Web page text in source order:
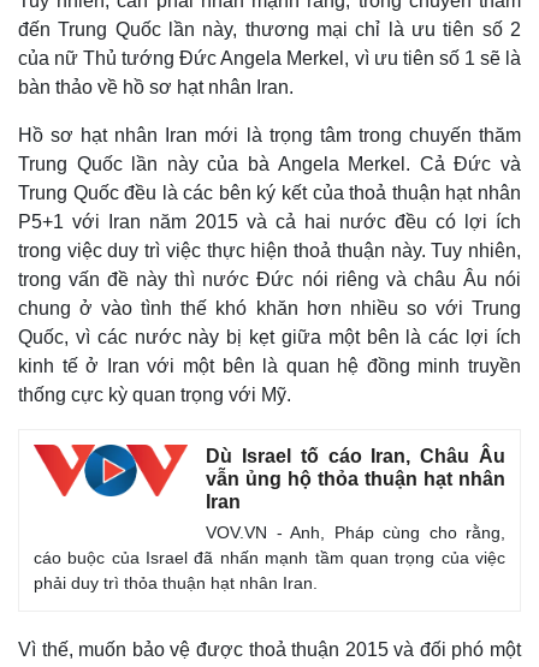
đến Trung Quốc lần này, thương mại chỉ là ưu tiên số 2
của nữ Thủ tướng Đức Angela Merkel, vì ưu tiên số 1 sẽ là
bàn thảo về hồ sơ hạt nhân Iran.
Hồ sơ hạt nhân Iran mới là trọng tâm trong chuyến thăm
Trung Quốc lần này của bà Angela Merkel. Cả Đức và
Trung Quốc đều là các bên ký kết của thoả thuận hạt nhân
P5+1 với Iran năm 2015 và cả hai nước đều có lợi ích
trong việc duy trì việc thực hiện thoả thuận này. Tuy nhiên,
trong vấn đề này thì nước Đức nói riêng và châu Âu nói
chung ở vào tình thế khó khăn hơn nhiều so với Trung
Quốc, vì các nước này bị kẹt giữa một bên là các lợi ích
kinh tế ở Iran với một bên là quan hệ đồng minh truyền
thống cực kỳ quan trọng với Mỹ.
Dù Israel tố cáo Iran, Châu Âu
vẫn ủng hộ thỏa thuận hạt nhân
Iran
VOV.VN - Anh, Pháp cùng cho rằng,
cáo buộc của Israel đã nhấn mạnh tầm quan trọng của việc
phải duy trì thỏa thuận hạt nhân Iran.
Vì thế, muốn bảo vệ được thoả thuận 2015 và đối phó một